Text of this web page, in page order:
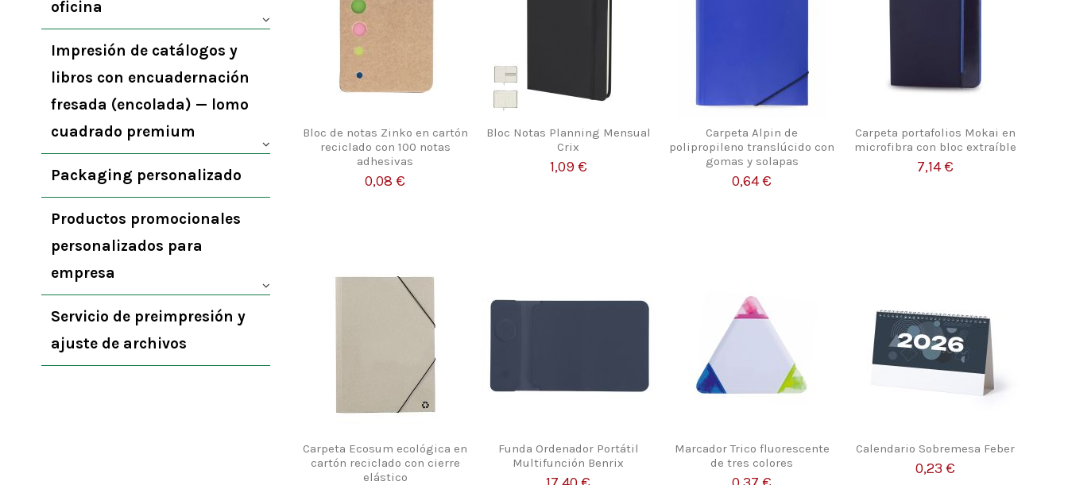
Bloc de notas Zinko en cartón
reciclado con 100 notas
adhesivas
0,08 €
Bloc Notas Planning Mensual
Crix
1,09 €
Carpeta Alpin de
polipropileno translúcido con
gomas y solapas
0,64 €
Carpeta portafolios Mokai en
microfibra con bloc extraíble
7,14 €
Carpeta Ecosum ecológica en
cartón reciclado con cierre
elástico
Funda Ordenador Portátil
Multifunción Benrix
Marcador Trico fluorescente
de tres colores
Calendario Sobremesa Feber
0,23 €
oficina
Impresión de catálogos y
libros con encuadernación
fresada (encolada) — lomo
cuadrado premium
Packaging personalizado
Productos promocionales
personalizados para
empresa
Servicio de preimpresión y
ajuste de archivos